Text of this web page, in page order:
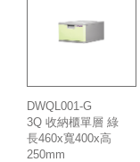
DWQL001-G
3Q 收納櫃單層 綠
長460x寬400x高
250mm